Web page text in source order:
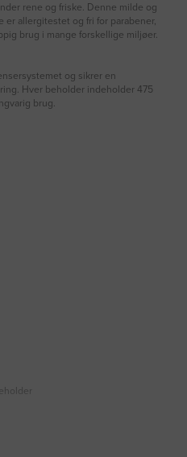
rene og friske. Denne milde og
allergitestet og fri for parabener,
brug i mange forskellige miljøer.
og sikrer en
Hver beholder indeholder 475
brug.